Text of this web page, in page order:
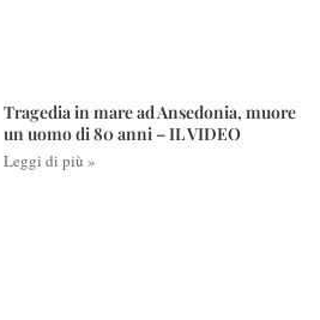
Tragedia in mare ad Ansedonia, muore
un uomo di 80 anni – IL VIDEO
Leggi di più »